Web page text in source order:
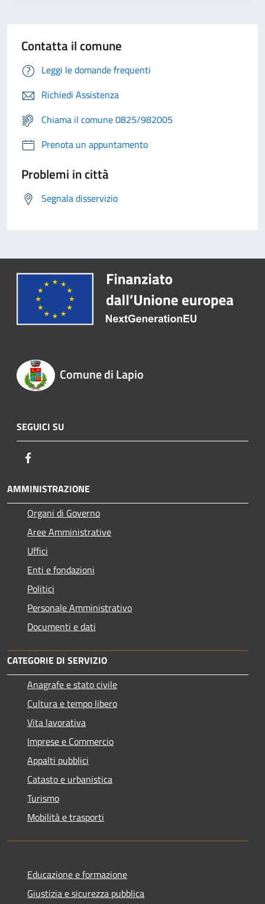
Contatta il comune
Leggi le domande frequenti
Richiedi Assistenza
Chiama il comune 0825/982005
Prenota un appuntamento
Problemi in città
Segnala disservizio
Comune di Lapio
SEGUICI SU
AMMINISTRAZIONE
Organi di Governo
Aree Amministrative
Uffici
Enti e fondazioni
Politici
Personale Amministrativo
Documenti e dati
CATEGORIE DI SERVIZIO
Anagrafe e stato civile
Cultura e tempo libero
Vita lavorativa
Imprese e Commercio
Appalti pubblici
Catasto e urbanistica
Turismo
Mobilità e trasporti
Educazione e formazione
Giustizia e sicurezza pubblica